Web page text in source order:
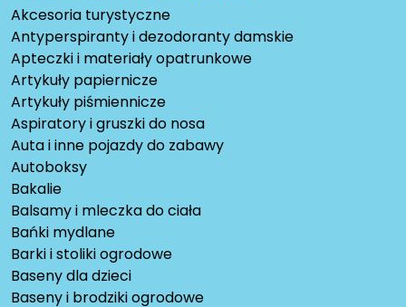
Akcesoria turystyczne
Antyperspiranty i dezodoranty damskie
Apteczki i materiały opatrunkowe
Artykuły papiernicze
Artykuły piśmiennicze
Aspiratory i gruszki do nosa
Auta i inne pojazdy do zabawy
Autoboksy
Bakalie
Balsamy i mleczka do ciała
Bańki mydlane
Barki i stoliki ogrodowe
Baseny dla dzieci
Baseny i brodziki ogrodowe